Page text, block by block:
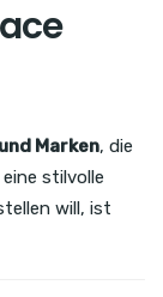
Marken, die
stilvolle
will, ist